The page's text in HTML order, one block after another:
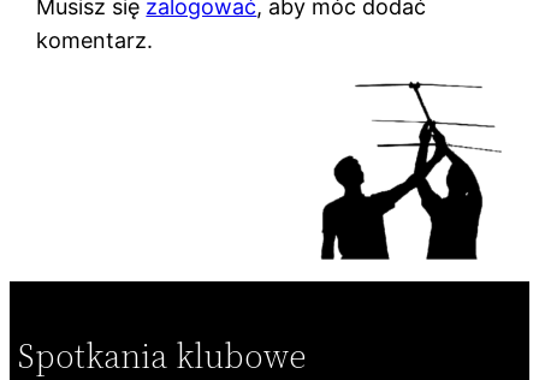
Musisz się zalogować, aby móc dodać
komentarz.
Spotkania klubowe